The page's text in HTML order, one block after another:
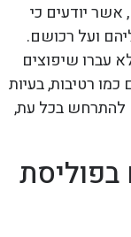
יודעים כי
ועל רכושם.
עברו שיפוצים
רטיבות, בעיות
להתרחש בכל עת,
בפוליסת